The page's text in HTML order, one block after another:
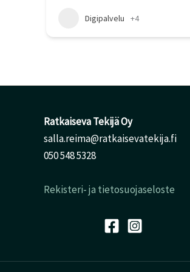
Digipalvelu +4
Ratkaiseva Tekijä Oy
salla.reima@ratkaisevatekija.fi
050 548 5328
Rekisteri- ja tietosuojaseloste